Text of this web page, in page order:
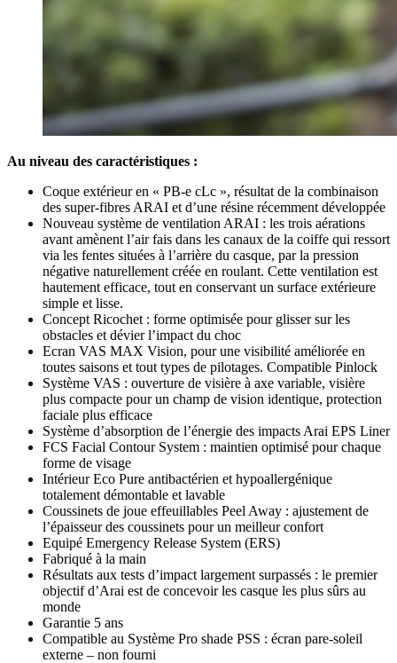
Au niveau des caractéristiques :
Coque extérieur en « PB-e cLc », résultat de la combinaison
des super-fibres ARAI et d’une résine récemment développée
Nouveau système de ventilation ARAI : les trois aérations
avant amènent l’air fais dans les canaux de la coiffe qui ressort
via les fentes situées à l’arrière du casque, par la pression
négative naturellement créée en roulant. Cette ventilation est
hautement efficace, tout en conservant un surface extérieure
simple et lisse.
Concept Ricochet : forme optimisée pour glisser sur les
obstacles et dévier l’impact du choc
Ecran VAS MAX Vision, pour une visibilité améliorée en
toutes saisons et tout types de pilotages. Compatible Pinlock
Système VAS : ouverture de visière à axe variable, visière
plus compacte pour un champ de vision identique, protection
faciale plus efficace
Système d’absorption de l’énergie des impacts Arai EPS Liner
FCS Facial Contour System : maintien optimisé pour chaque
forme de visage
Intérieur Eco Pure antibactérien et hypoallergénique
totalement démontable et lavable
Coussinets de joue effeuillables Peel Away : ajustement de
l’épaisseur des coussinets pour un meilleur confort
Equipé Emergency Release System (ERS)
Fabriqué à la main
Résultats aux tests d’impact largement surpassés : le premier
objectif d’Arai est de concevoir les casque les plus sûrs au
monde
Garantie 5 ans
Compatible au Système Pro shade PSS : écran pare-soleil
externe – non fourni